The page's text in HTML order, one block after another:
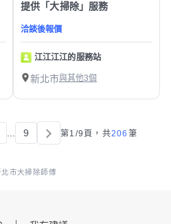
提供「大掃除」服務
洽談後報價
江江江江的服務站
新北市與其他3個
9 第1/9頁， 共206 筆
市大掃除師傅